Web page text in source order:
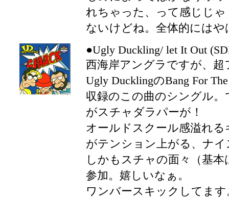
れちゃった、って感じじゃ
ないけどね。全体的には
●Ugly Duckling/ let It Out
西海岸アングラですが、
Ugly DucklingのBang For
収録のこの曲のシングル
がスチャダラパーが！
オールドスクール感溢れ
がテンション上がる、ナイ
しかもスチャの面々（基
参加。嬉しいなぁ。
ワンバースキックしてま